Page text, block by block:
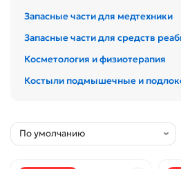
Запасные части для медтехники
Запасные части для средств
Косметология и физиотерапия
Костыли подмышечные и